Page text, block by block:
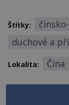
Štítky:
duchové a
Lokalita: Čína